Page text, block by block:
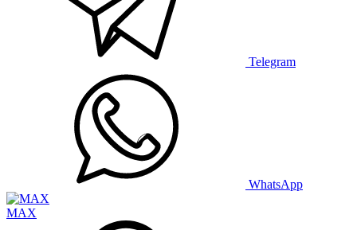
Telegram
WhatsApp
MAX